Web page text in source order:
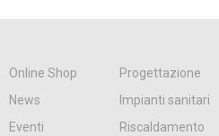
Online Shop
Progettazione
News
Impianti sanitari
Eventi
Riscaldamento